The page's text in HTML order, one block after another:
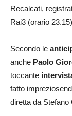
Recalcati,
Rai3 (orario
Secondo le
anche Paolo
toccante
fatto
diretta da Stefano